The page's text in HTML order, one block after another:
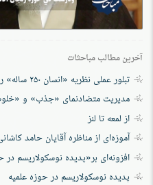
آخرین مطالب مباحثات
تبلور عملی نظریه «انسان ۲۵۰ ساله» رهبر شهید در حوزه هزار ساله
مدیریت متضادنمای «جذب» و
از لمعه تا لنز
آموزه‌ای از مناظره آقایان حامد
افزونه‌ای بر«پدیده نوسکولاریسم در
پدیده نوسکولاریسم در حوزه علمیه